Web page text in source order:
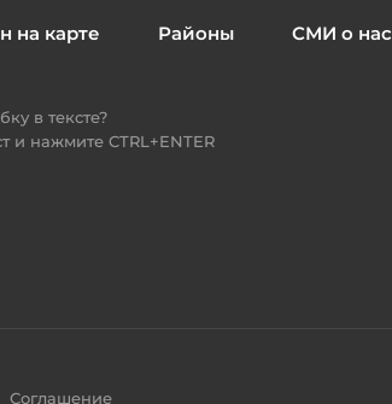
на карте Районы СМИ о нас
в тексте?
и нажмите CTRL+ENTER
Соглашение